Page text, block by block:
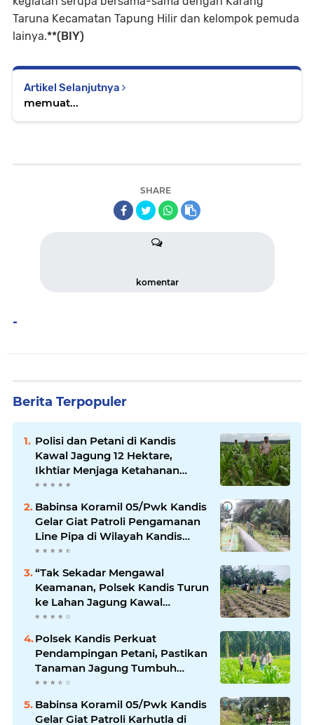
Taruna Kecamatan Tapung Hilir dan kelompok pemuda
lainya.**(BIY)
Artikel Selanjutnya
memuat...
SHARE
komentar
-
Berita Terpopuler
Polisi dan Petani di Kandis
Kawal Jagung 12 Hektare,
Ikhtiar Menjaga Ketahanan
Pangan
Babinsa Koramil 05/Pwk Kandis
Gelar Giat Patroli Pengamanan
Line Pipa di Wilayah Kandis
Kandis
“Tak Sekadar Mengawal
Keamanan, Polsek Kandis Turun
ke Lahan Jagung Kawal
Ketahanan Pangan
Polsek Kandis Perkuat
Pendampingan Petani, Pastikan
Tanaman Jagung Tumbuh
Optimal Dukung Swasembada
Pangan Nasional
Babinsa Koramil 05/Pwk Kandis
Gelar Giat Patroli Karhutla di